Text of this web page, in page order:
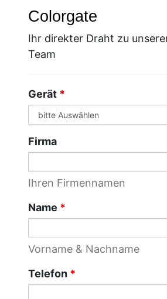
Colorgate
Ihr direkter Draht zu
Team
Gerät *
Firma
Ihren Firmennamen
Name *
Vorname & Nachname
Telefon *